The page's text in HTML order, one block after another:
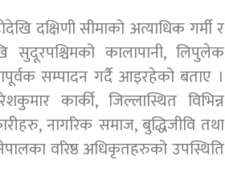
दक्षिणी सीमाको अत्याधिक गर्मी र
सुदूरपश्चिमको कालापानी, लिपुलेक
सम्पादन गर्दै आइरहेको बताए ।
कार्की, जिल्लास्थित विभिन्न
नागरिक समाज, बुद्धिजीवि तथा
वरिष्ठ अधिकृतहरुको उपस्थिति